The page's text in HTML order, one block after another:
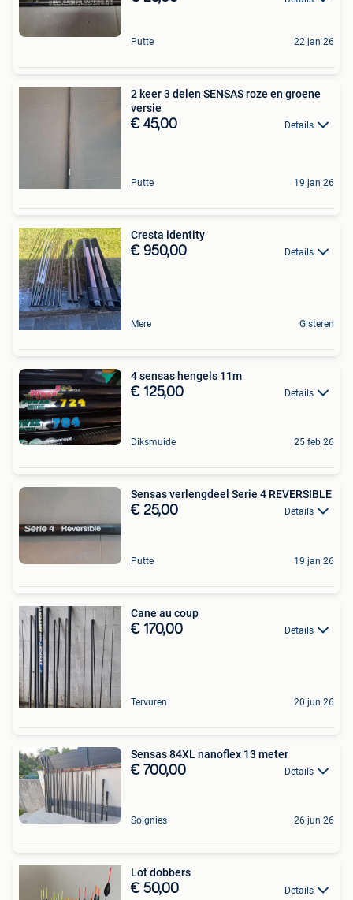
Putte 22 jan 26
2 keer 3 delen SENSAS roze en groene
versie
€ 45,00 Details
Putte 19 jan 26
Cresta identity
€ 950,00 Details
Mere Gisteren
4 sensas hengels 11m
€ 125,00 Details
Diksmuide 25 feb 26
Sensas verlengdeel Serie 4 REVERSIBLE
€ 25,00 Details
Putte 19 jan 26
Cane au coup
€ 170,00 Details
Tervuren 20 jun 26
Sensas 84XL nanoflex 13 meter
€ 700,00 Details
Soignies 26 jun 26
Lot dobbers
€ 50,00 Details